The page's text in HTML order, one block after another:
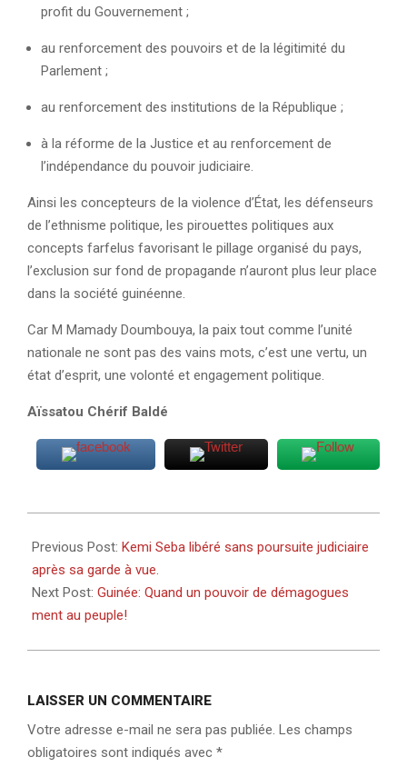
profit du Gouvernement ;
au renforcement des pouvoirs et de la légitimité du
Parlement ;
au renforcement des institutions de la République ;
à la réforme de la Justice et au renforcement de
l’indépendance du pouvoir judiciaire.
Ainsi les concepteurs de la violence d’État, les défenseurs
de l’ethnisme politique, les pirouettes politiques aux
concepts farfelus favorisant le pillage organisé du pays,
l’exclusion sur fond de propagande n’auront plus leur place
dans la société guinéenne.
Car M Mamady Doumbouya, la paix tout comme l’unité
nationale ne sont pas des vains mots, c’est une vertu, un
état d’esprit, une volonté et engagement politique.
Aïssatou Chérif Baldé
10-
17
Previous Post: Kemi Seba libéré sans poursuite judiciaire
après sa garde à vue.
Next Post: Guinée: Quand un pouvoir de démagogues
ment au peuple!
LAISSER UN COMMENTAIRE
Votre adresse e-mail ne sera pas publiée. Les champs
obligatoires sont indiqués avec *